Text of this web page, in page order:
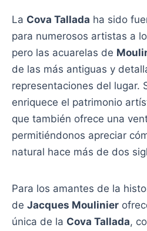
La Cova Tallada ha sido
para numerosos artistas a
pero las acuarelas de
de las más antiguas y
representaciones del lugar.
enriquece el patrimonio
que también ofrece una
permitiéndonos apreciar
natural hace más de dos
Para los amantes de la
de Jacques Moulinier
única de la Cova Tallada,